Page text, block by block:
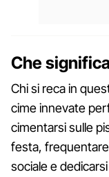
Che
Chi si reca in
cime innevate
cimentarsi sulle
festa, frequentare
sociale e